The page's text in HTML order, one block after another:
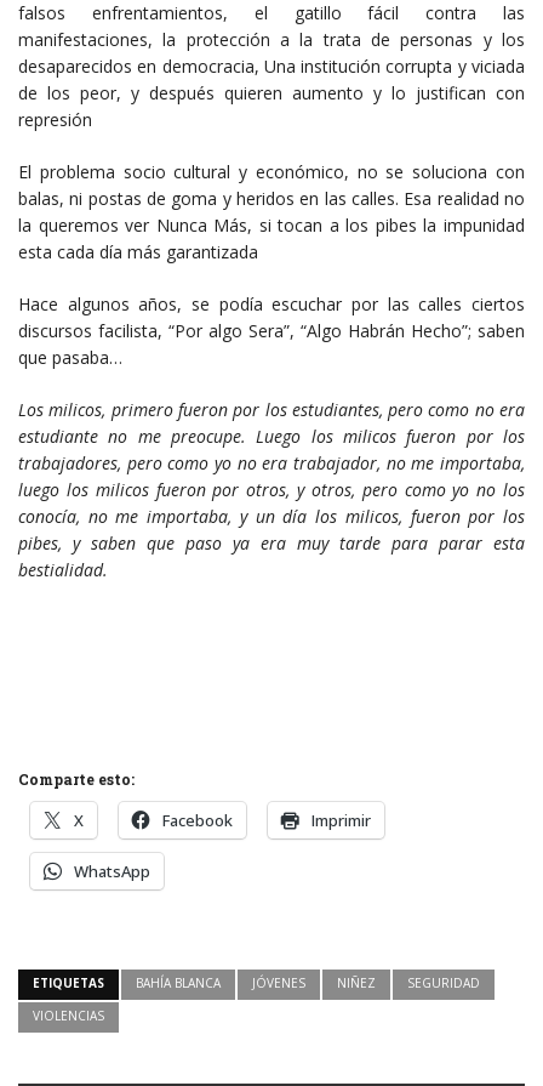
falsos enfrentamientos, el gatillo fácil contra las
manifestaciones, la protección a la trata de personas y los
desaparecidos en democracia, Una institución corrupta y viciada
de los peor, y después quieren aumento y lo justifican con
represión
El problema socio cultural y económico, no se soluciona con
balas, ni postas de goma y heridos en las calles. Esa realidad no
la queremos ver Nunca Más, si tocan a los pibes la impunidad
esta cada día más garantizada
Hace algunos años, se podía escuchar por las calles ciertos
discursos facilista, “Por algo Sera”, “Algo Habrán Hecho”; saben
que pasaba…
Los milicos, primero fueron por los estudiantes, pero como no era
estudiante no me preocupe. Luego los milicos fueron por los
trabajadores, pero como yo no era trabajador, no me importaba,
luego los milicos fueron por otros, y otros, pero como yo no los
conocía, no me importaba, y un día los milicos, fueron por los
pibes, y saben que paso ya era muy tarde para parar esta
bestialidad.
Comparte esto:
X Facebook Imprimir
WhatsApp
ETIQUETAS BAHÍA BLANCA JÓVENES NIÑEZ
SEGURIDAD
VIOLENCIAS